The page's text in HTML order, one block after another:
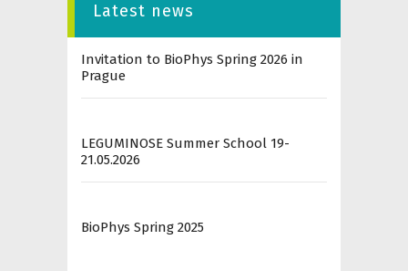
Latest news
Invitation to BioPhys Spring 2026 in
Prague
LEGUMINOSE Summer School 19-
21.05.2026
BioPhys Spring 2025